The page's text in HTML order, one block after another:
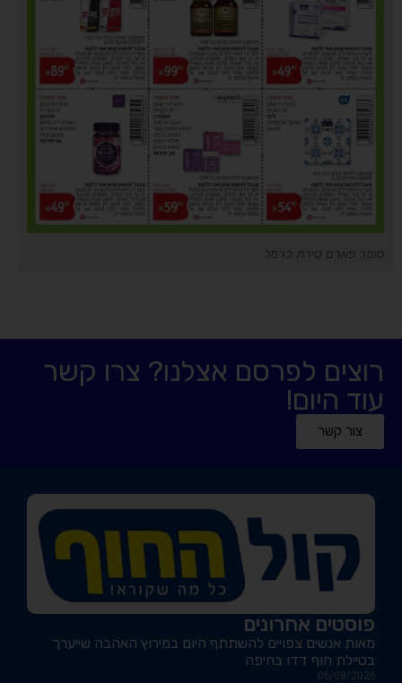
סופר פארם טירת כרמל
רוצים לפרסם אצלנו? צרו קשר
עוד היום!
צור קשר
פוסטים אחרונים
מאות אנשים צפויים להשתתף היום במירוץ האהבה שייערך
בטיילת חוף דדו בחיפה
06/08/2026